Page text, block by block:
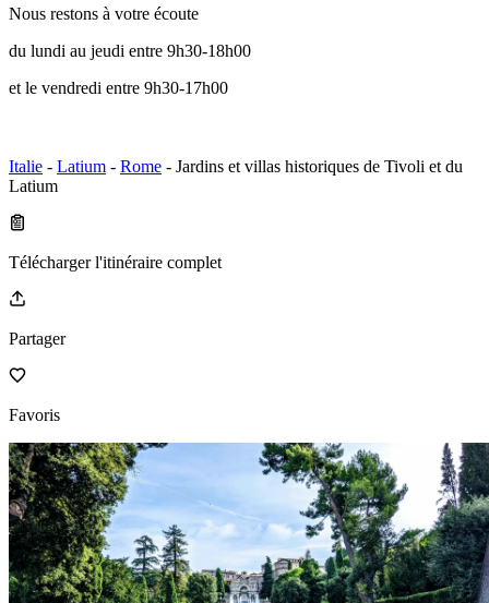
Nous restons à votre écoute
du lundi au jeudi entre 9h30-18h00
et le vendredi entre 9h30-17h00
Italie - Latium - Rome - Jardins et villas historiques de Tivoli et du
Latium
Télécharger l'itinéraire complet
Partager
Favoris